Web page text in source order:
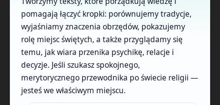
pomagają łączyć kropki: porównujemy tradycje,
wyjaśniamy znaczenia obrzędów, pokazujemy
rolę miejsc świętych, a także przyglądamy się
temu, jak wiara przenika psychikę, relacje i
decyzje. Jeśli szukasz spokojnego,
merytorycznego przewodnika po świecie religii —
jesteś we właściwym miejscu.